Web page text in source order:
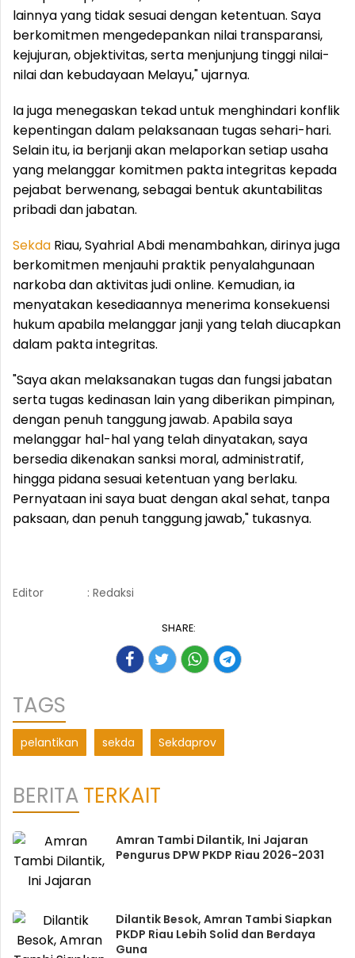
lainnya yang tidak sesuai dengan ketentuan. Saya
berkomitmen mengedepankan nilai transparansi,
kejujuran, objektivitas, serta menjunjung tinggi nilai-
nilai dan kebudayaan Melayu," ujarnya.
Ia juga menegaskan tekad untuk menghindari konflik
kepentingan dalam pelaksanaan tugas sehari-hari.
Selain itu, ia berjanji akan melaporkan setiap usaha
yang melanggar komitmen pakta integritas kepada
pejabat berwenang, sebagai bentuk akuntabilitas
pribadi dan jabatan.
Sekda Riau, Syahrial Abdi menambahkan, dirinya juga
berkomitmen menjauhi praktik penyalahgunaan
narkoba dan aktivitas judi online. Kemudian, ia
menyatakan kesediaannya menerima konsekuensi
hukum apabila melanggar janji yang telah diucapkan
dalam pakta integritas.
"Saya akan melaksanakan tugas dan fungsi jabatan
serta tugas kedinasan lain yang diberikan pimpinan,
dengan penuh tanggung jawab. Apabila saya
melanggar hal-hal yang telah dinyatakan, saya
bersedia dikenakan sanksi moral, administratif,
hingga pidana sesuai ketentuan yang berlaku.
Pernyataan ini saya buat dengan akal sehat, tanpa
paksaan, dan penuh tanggung jawab," tukasnya.
Editor : Redaksi
SHARE:
TAGS
pelantikan sekda Sekdaprov
BERITATERKAIT
Amran Tambi Dilantik, Ini Jajaran
Pengurus DPW PKDP Riau 2026-2031
Dilantik Besok, Amran Tambi Siapkan
PKDP Riau Lebih Solid dan Berdaya
Guna